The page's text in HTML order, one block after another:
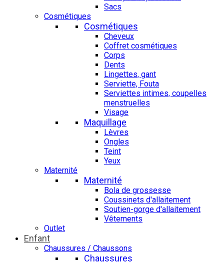
Sacs
Cosmétiques
Cosmétiques
Cheveux
Coffret cosmétiques
Corps
Dents
Lingettes, gant
Serviette, Fouta
Serviettes intimes, coupelles
menstruelles
Visage
Maquillage
Lèvres
Ongles
Teint
Yeux
Maternité
Maternité
Bola de grossesse
Coussinets d'allaitement
Soutien-gorge d'allaitement
Vêtements
Outlet
Enfant
Chaussures / Chaussons
Chaussures